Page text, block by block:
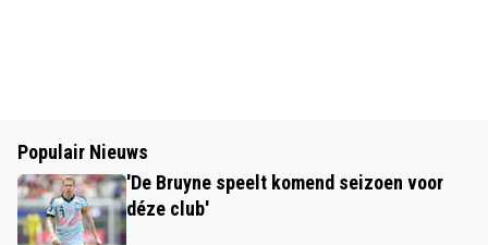
Populair Nieuws
'De Bruyne speelt komend seizoen voor
déze club'